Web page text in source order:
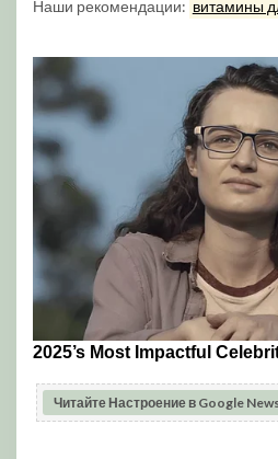
Наши рекомендации: витамины
Читайте Настроение в Google